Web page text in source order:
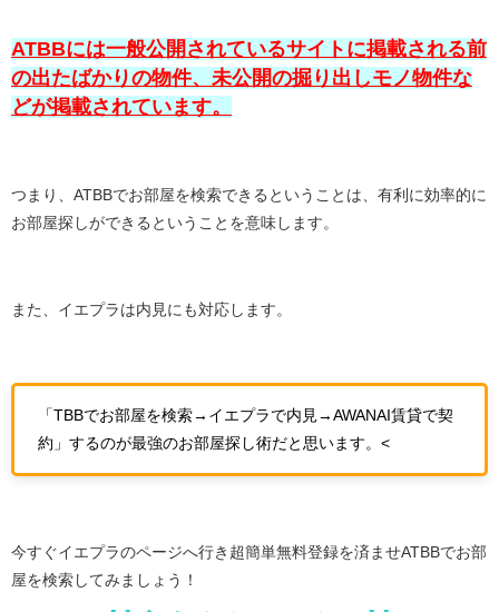
ATBBには一般公開されているサイトに掲載される前
の出たばかりの物件、未公開の掘り出しモノ物件な
どが掲載されています。
つまり、ATBBでお部屋を検索できるということは、有利に効率的に
お部屋探しができるということを意味します。
また、イエプラは内見にも対応します。
「TBBでお部屋を検索→イエプラで内見→AWANAI賃貸で契
約」するのが最強のお部屋探し術だと思います。<
今すぐイエプラのページへ行き超簡単無料登録を済ませATBBでお部
屋を検索してみましょう！